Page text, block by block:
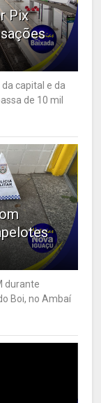
Pix
capital e da
de 10 mil
durante
Boi, no Ambaí